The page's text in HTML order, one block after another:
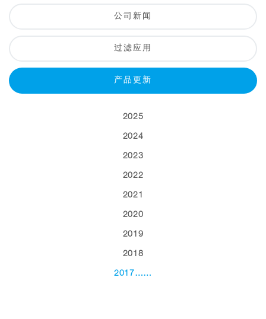
公司新闻
过滤应用
产品更新
2025
2024
2023
2022
2021
2020
2019
2018
2017……